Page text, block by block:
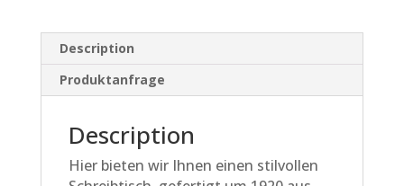
Description
Produktanfrage
Description
Hier bieten wir Ihnen einen stilvollen